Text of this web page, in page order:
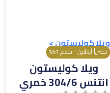
ويلا كوليستون>
حصرياً أونلاين - خصم 61%
ويلا كوليستون
انتنس 304/6 خمري